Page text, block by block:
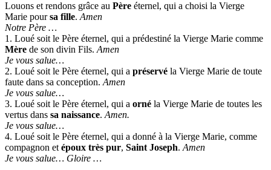
Louons et rendons grâce au Père éternel, qui a choisi la Vierge
Marie poursa fille. Amen
Notre Père …
1. Loué soit le Père éternel, qui a prédestiné la Vierge Marie comme
Mère de son divin Fils. Amen
Je vous salue…
2. Loué soit le Père éternel, qui a préservé la Vierge Marie de toute
faute dans sa conception. Amen
Je vous salue…
3. Loué soit le Père éternel, qui a orné la Vierge Marie de toutes les
vertus dans sa naissance. Amen.
Je vous salue…
4. Loué soit le Père éternel, qui a donné à la Vierge Marie, comme
compagnon et époux très pur, Saint Joseph. Amen
Je vous salue… Gloire …